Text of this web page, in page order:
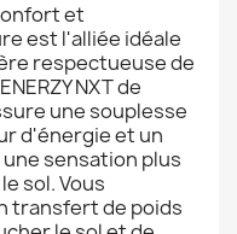
et
est l'alliée idéale
respectueuse de
NXT de
une souplesse
d'énergie et un
sensation plus
sol. Vous
transfert de poids